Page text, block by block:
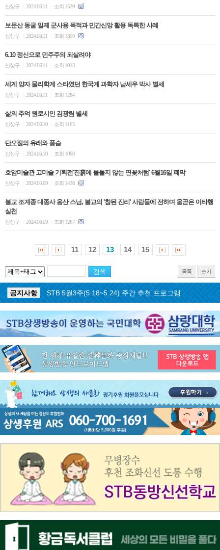
신상구 2024.06.11 조회 1529
보문산 동굴 일제 군사용 목적과 민간신앙 활용 독특한 사례
신상구 2024.06.11 조회 1390
6.10 정신으로 민주주의 되살려야
신상구 2024.06.11 조회 1013
세계 양자 물리학계 스타였던 한국계 과학자 남세우 박사 별세
신상구 2024.06.11 조회 1284
삶의 추억 원로시인 김광림 별세
신상구 2024.06.10 조회 1165
단오절의 유래와 풍습
신상구 2024.06.10 조회 1098
호암미술관 고미술 기획전'진흙에 물들지 않는 연꽃처럼' 6월16일 폐막
신상구 2024.06.09 조회 1438
불교 조계종 대종사 옹산 스님, 불교의 '참된 진리' 사람들에 전하며 올곧은 이타행
실천
신상구 2024.06.09 조회 1267
11 12 13 14 15
목록 쓰기
공지사항 ON AIR 서비스 장애 복구 안내
공지사항
STB 5월4주(5.25~5.31) 주간 추천 프로그램
공지사항
STB 5월3주(5.18~5.24) 주간 추천 프로그램
공지사항
STB 4월마지막주(4.27~5.3) 주간 추천 프로그램
STB 4월4주(4.20~4.26) 주간 추천 프로그램
공지사항
STB 4월2주(4.6~4.12) 주간 추천 프로그램
공지사항
STB 4월1주(3.30~4.5) 주간 추천 프로그램
공지사항
STB 3월4주(3.23~3.29) 주간 추천 프로그램